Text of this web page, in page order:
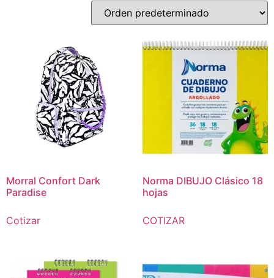
Morral Confort Dark
Paradise
Cotizar
Norma DIBUJO Clásico 18
hojas
COTIZAR